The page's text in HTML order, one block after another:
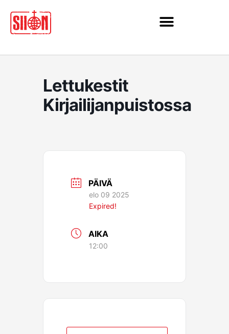
sisältöön
Lettukestit
Kirjailijanpuistossa
PÄIVÄ
elo 09 2025
Expired!
AIKA
12:00